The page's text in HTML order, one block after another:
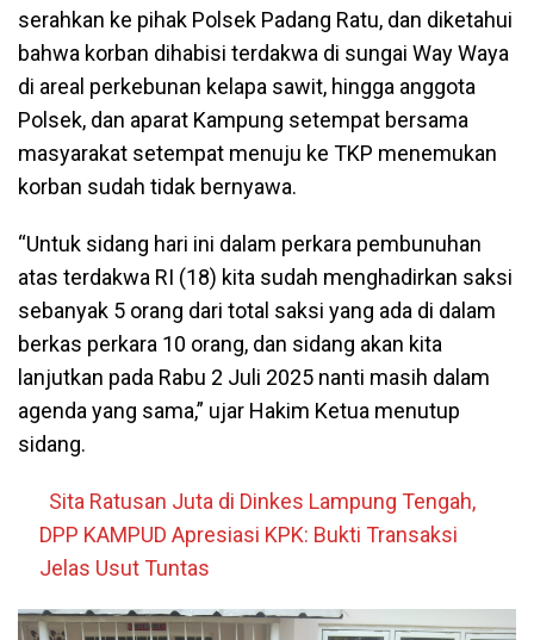
serahkan ke pihak Polsek Padang Ratu, dan diketahui
bahwa korban dihabisi terdakwa di sungai Way Waya
di areal perkebunan kelapa sawit, hingga anggota
Polsek, dan aparat Kampung setempat bersama
masyarakat setempat menuju ke TKP menemukan
korban sudah tidak bernyawa.
“Untuk sidang hari ini dalam perkara pembunuhan
atas terdakwa RI (18) kita sudah menghadirkan saksi
sebanyak 5 orang dari total saksi yang ada di dalam
berkas perkara 10 orang, dan sidang akan kita
lanjutkan pada Rabu 2 Juli 2025 nanti masih dalam
agenda yang sama,” ujar Hakim Ketua menutup
sidang.
Sita Ratusan Juta di Dinkes Lampung Tengah,
DPP KAMPUD Apresiasi KPK: Bukti Transaksi
Jelas Usut Tuntas